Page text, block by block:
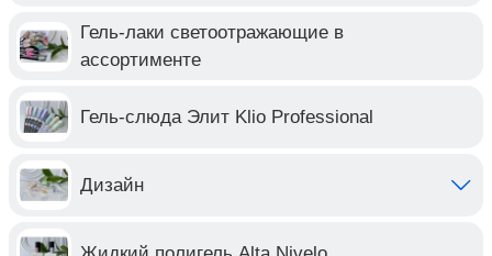
Гель-лаки светоотражающие в
ассортименте
Гель-слюда Элит Klio Professional
Дизайн